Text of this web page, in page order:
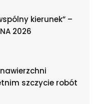
kierunek” –
2026
szczycie robót